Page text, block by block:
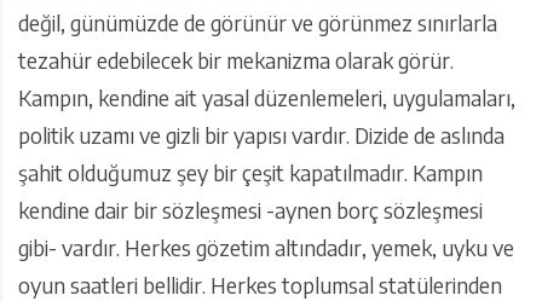
değil, günümüzde de görünür ve görünmez sınırlarla
tezahür edebilecek bir mekanizma olarak görür.
Kampın, kendine ait yasal düzenlemeleri, uygulamaları,
politik uzamı ve gizli bir yapısı vardır. Dizide de aslında
şahit olduğumuz şey bir çeşit kapatılmadır. Kampın
kendine dair bir sözleşmesi -aynen borç sözleşmesi
gibi- vardır. Herkes gözetim altındadır, yemek, uyku ve
oyun saatleri bellidir. Herkes toplumsal statülerinden